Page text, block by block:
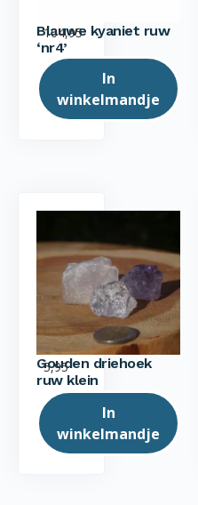
Blauwe kyaniet ruw
‘nr4’
104,95
In
winkelmandje
Gouden driehoek
ruw klein
5,95
In
winkelmandje